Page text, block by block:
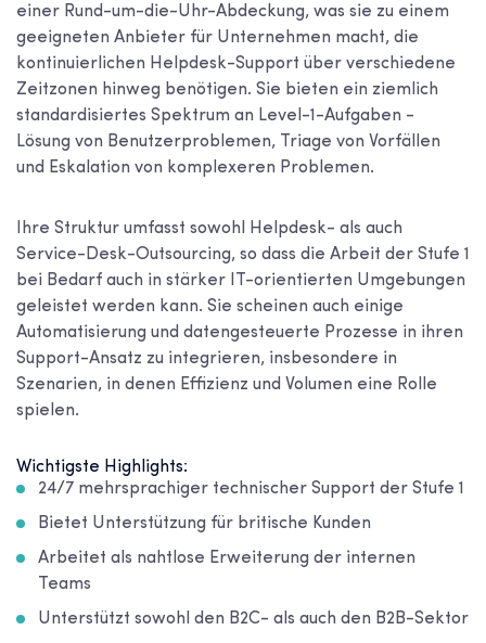
einer Rund-um-die-Uhr-Abdeckung, was sie zu einem
geeigneten Anbieter für Unternehmen macht, die
kontinuierlichen Helpdesk-Support über verschiedene
Zeitzonen hinweg benötigen. Sie bieten ein ziemlich
standardisiertes Spektrum an Level-1-Aufgaben -
Lösung von Benutzerproblemen, Triage von Vorfällen
und Eskalation von komplexeren Problemen.
Ihre Struktur umfasst sowohl Helpdesk- als auch
Service-Desk-Outsourcing, so dass die Arbeit der Stufe 1
bei Bedarf auch in stärker IT-orientierten Umgebungen
geleistet werden kann. Sie scheinen auch einige
Automatisierung und datengesteuerte Prozesse in ihren
Support-Ansatz zu integrieren, insbesondere in
Szenarien, in denen Effizienz und Volumen eine Rolle
spielen.
Wichtigste Highlights:
24/7 mehrsprachiger technischer Support der Stufe 1
Bietet Unterstützung für britische Kunden
Arbeitet als nahtlose Erweiterung der internen
Teams
Unterstützt sowohl den B2C- als auch den B2B-Sektor